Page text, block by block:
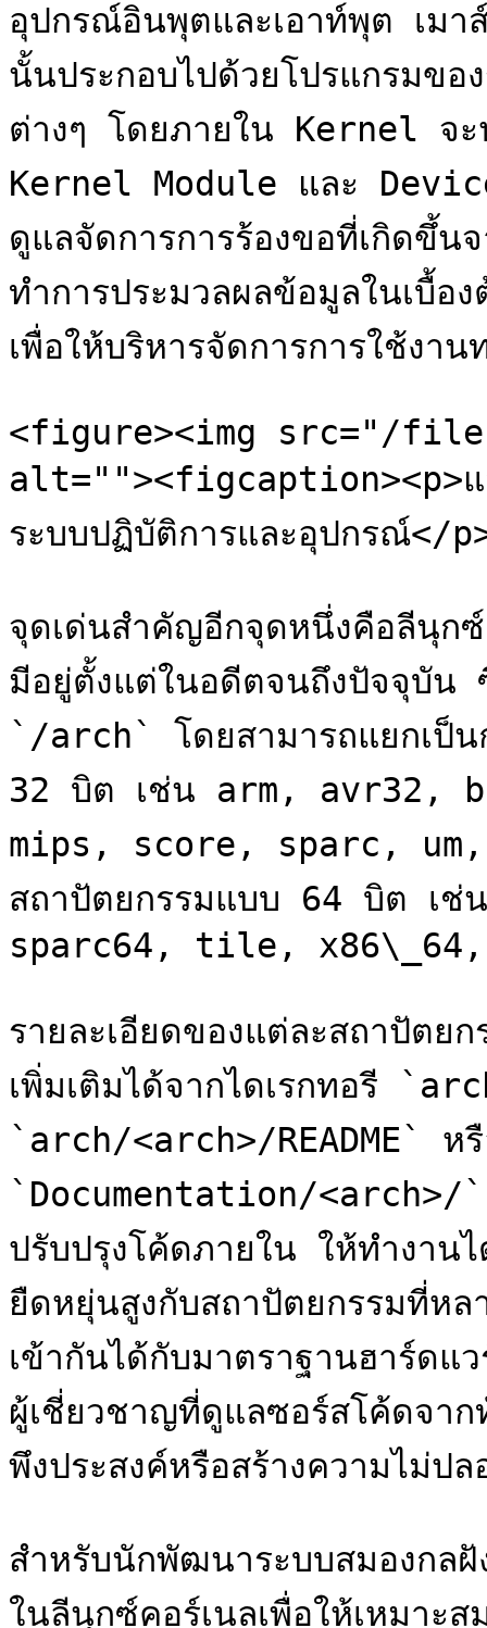
อุปกรณ์อินพุตและเอาท์พุต เม
นั้นประกอบไปด้วยโปรแกรมขอ
ต่างๆ โดยภายใน Kernel จ
Kernel Module และ
ดูแลจัดการการร้องขอที่เกิดขึ้
ทำการประมวลผลข้อมูลในเบื้อ
เพื่อให้บริหารจัดการการใช้งา
<figure><img src="/files/
alt=""><figcaption><p>แส
ระบบปฏิบัติการและอุปกรณ์
จุดเด่นสำคัญอีกจุดหนึ่งคือลีนุกซ์
มีอยู่ตั้งแต่ในอดีตจนถึงปัจจุบัน
`/arch` โดยสามารถแยกเป็
32 บิต เช่น arm, avr32,
mips, score, sparc, um,
สถาปัตยกรรมแบบ 64 บิต
sparc64, tile, x86\_64,
รายละเอียดของแต่ละสถาปัตย
เพิ่มเติมได้จากไดเรกทอรี
`arch/<arch>/README` หรื
`Documentation/<arch>/`
ปรับปรุงโค้ดภายใน ให้ทำงาน
ยืดหยุ่นสูงกับสถาปัตยกรรมที่หล
เข้ากันได้กับมาตราฐานฮาร์ดแ
ผู้เชี่ยวชาญที่ดูแลซอร์สโค้ดจา
พึงประสงค์หรือสร้างความไม่ป
สำหรับนักพัฒนาระบบสมองกลฝั
ในลีนุกซ์คอร์เนลเพื่อให้เหมาะ